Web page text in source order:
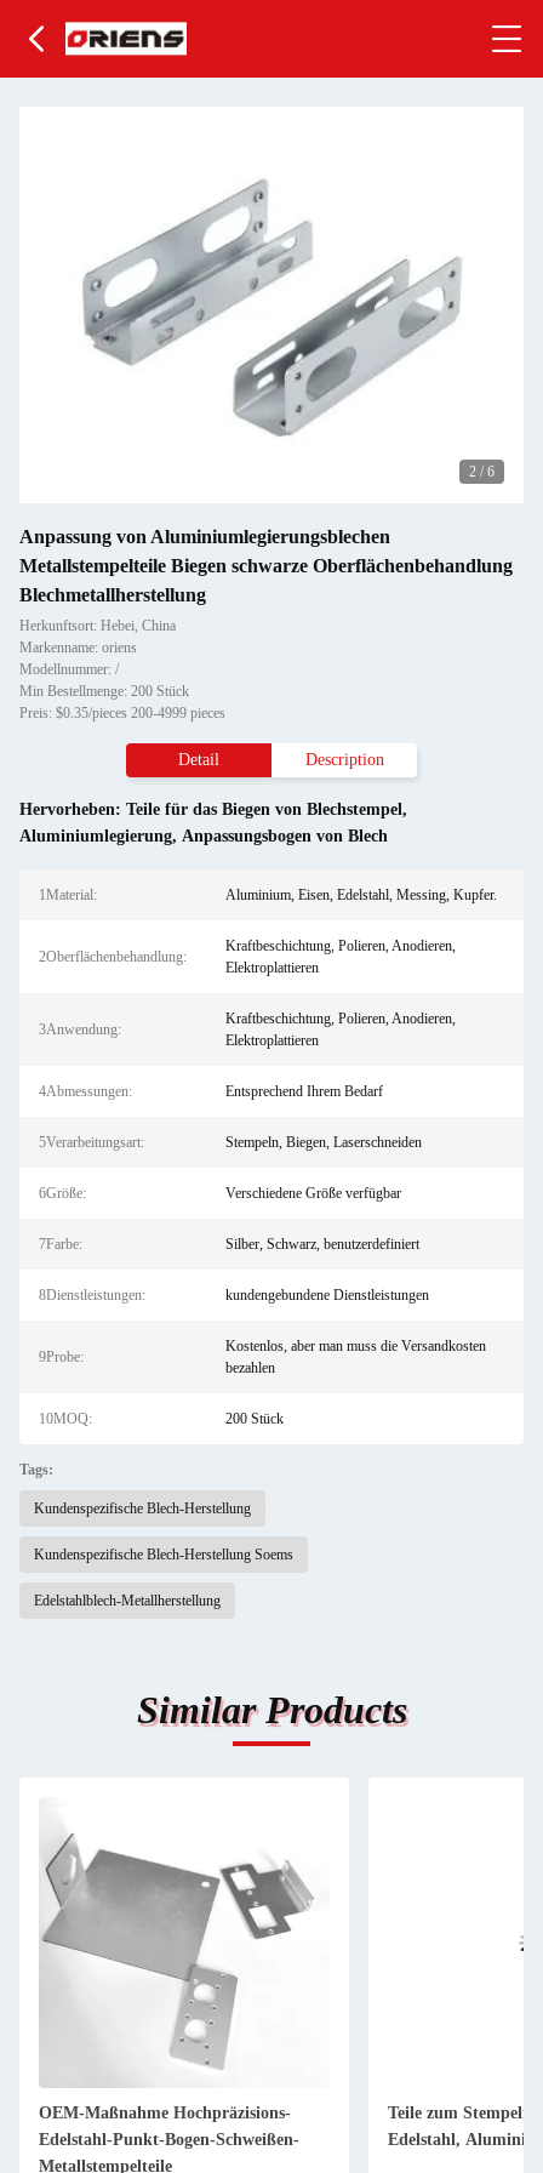
2 / 6
Anpassung von Aluminiumlegierungsblechen
Metallstempelteile Biegen schwarze Oberflächenbehandlung
Blechmetallherstellung
Herkunftsort: Hebei, China
Markenname: oriens
Modellnummer: /
Min Bestellmenge: 200 Stück
Preis: $0.35/pieces 200-4999 pieces
Detail Description
Hervorheben: Teile für das Biegen von Blechstempel,
Aluminiumlegierung, Anpassungsbogen von Blech
1Material: Aluminium, Eisen, Edelstahl, Messing, Kupfer.
2Oberflächenbehandlung:
Kraftbeschichtung, Polieren, Anodieren,
Elektroplattieren
3Anwendung:
Kraftbeschichtung, Polieren, Anodieren,
Elektroplattieren
4Abmessungen: Entsprechend Ihrem Bedarf
5Verarbeitungsart: Stempeln, Biegen, Laserschneiden
6Größe: Verschiedene Größe verfügbar
7Farbe: Silber, Schwarz, benutzerdefiniert
8Dienstleistungen: kundengebundene Dienstleistungen
9Probe:
Kostenlos, aber man muss die Versandkosten
bezahlen
10MOQ: 200 Stück
Tags:
Kundenspezifische Blech-Herstellung
Kundenspezifische Blech-Herstellung Soems
Edelstahlblech-Metallherstellung
Similar Products
OEM-Maßnahme Hochpräzisions-
Edelstahl-Punkt-Bogen-Schweißen-
Metallstempelteile
Teile zum Stempeln
Edelstahl,